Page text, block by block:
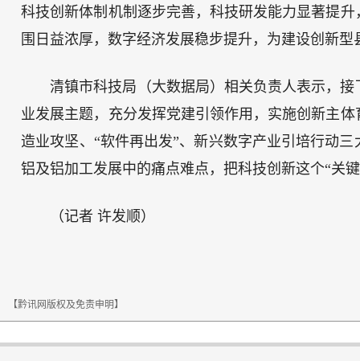
科技创新体制机制逐步完善，科技研发能力显著提
围日益浓厚，数字经济发展稳步提升，为建设创新
清镇市科技局（大数据局）相关负责人表示，
业发展主题，充分发挥党建引领作用，实施创新主
造业攻坚、“软件再出发”、新兴数字产业引培行动
铝及铝加工发展中的痛点难点，把科技创新这个“关
（记者 许发顺）
【黔讯网版权及免责申明】